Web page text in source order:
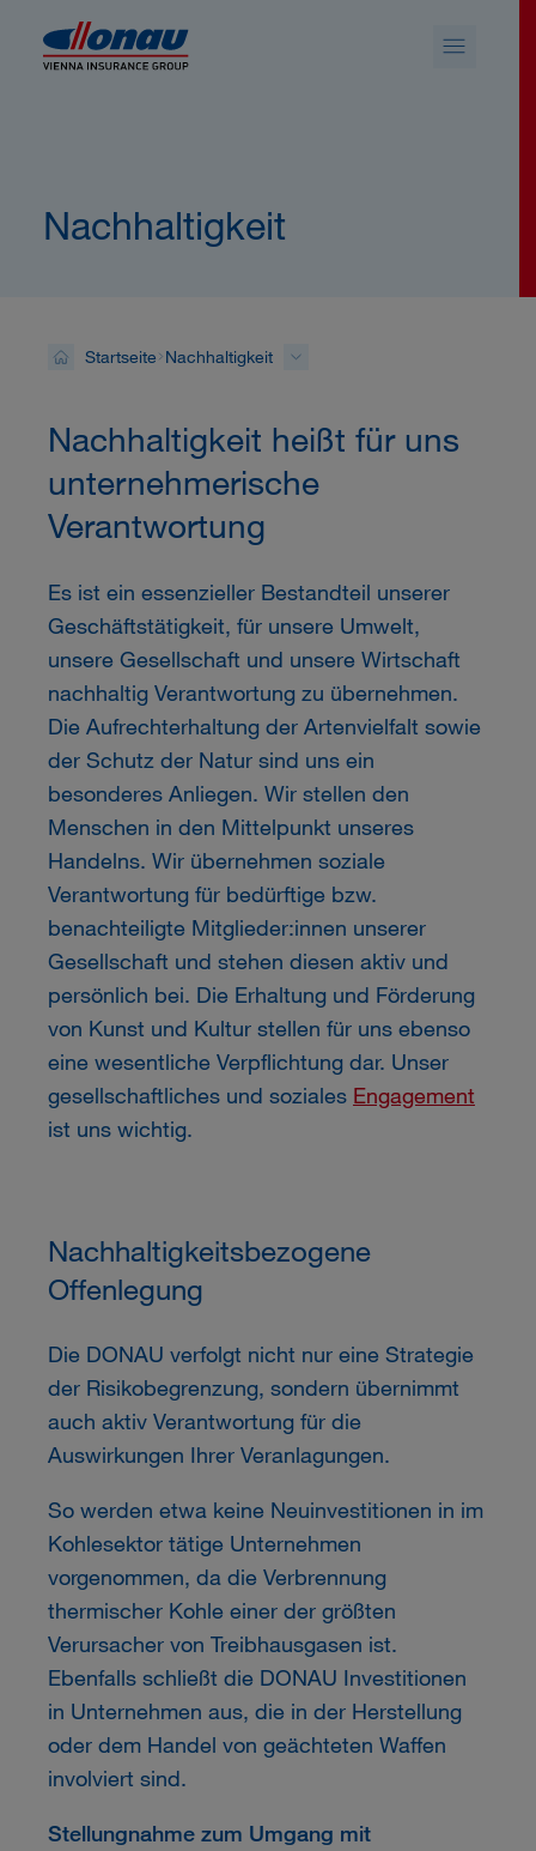
Nachhaltigkeit
Startseite Nachhaltigkeit
Nachhaltigkeit heißt für uns
unternehmerische
Verantwortung
Es ist ein essenzieller Bestandteil unserer
Geschäftstätigkeit, für unsere Umwelt,
unsere Gesellschaft und unsere Wirtschaft
nachhaltig Verantwortung zu übernehmen.
Die Aufrechterhaltung der Artenvielfalt sowie
der Schutz der Natur sind uns ein
besonderes Anliegen. Wir stellen den
Menschen in den Mittelpunkt unseres
Handelns. Wir übernehmen soziale
Verantwortung für bedürftige bzw.
benachteiligte Mitglieder:innen unserer
Gesellschaft und stehen diesen aktiv und
persönlich bei. Die Erhaltung und Förderung
von Kunst und Kultur stellen für uns ebenso
eine wesentliche Verpflichtung dar. Unser
gesellschaftliches und soziales Engagement
ist uns wichtig.
Nachhaltigkeitsbezogene
Offenlegung
Die DONAU verfolgt nicht nur eine Strategie
der Risikobegrenzung, sondern übernimmt
auch aktiv Verantwortung für die
Auswirkungen Ihrer Veranlagungen.
So werden etwa keine Neuinvestitionen in im
Kohlesektor tätige Unternehmen
vorgenommen, da die Verbrennung
thermischer Kohle einer der größten
Verursacher von Treibhausgasen ist.
Ebenfalls schließt die DONAU Investitionen
in Unternehmen aus, die in der Herstellung
oder dem Handel von geächteten Waffen
involviert sind.
Stellungnahme zum Umgang mit